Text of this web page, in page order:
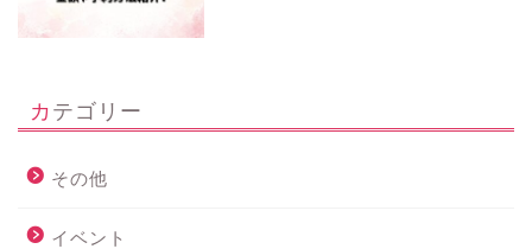
カテゴリー
その他
イベント